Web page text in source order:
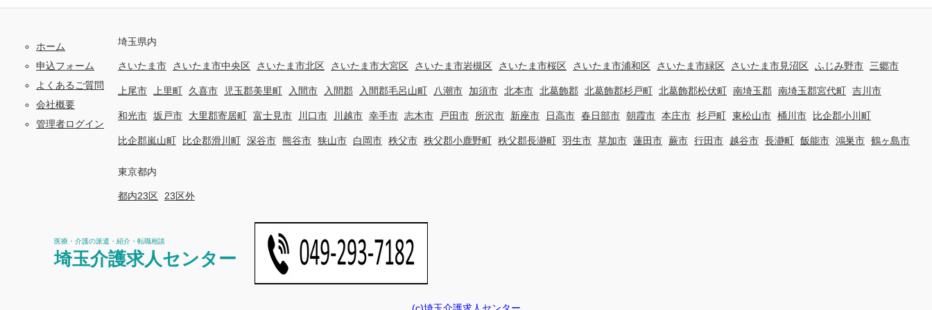
ホーム
申込フォーム
よくあるご質問
会社概要
管理者ログイン
埼玉県内
さいたま市 さいたま市中央区 さいたま市北区 さいたま市大宮区 さいたま市岩槻区 さいたま市桜区 さいたま市浦和区 さいたま市緑区 さいたま市見沼区 ふじみ野市 三郷市
上尾市 上里町 久喜市 児玉郡美里町 入間市 入間郡 入間郡毛呂山町 八潮市 加須市 北本市 北葛飾郡 北葛飾郡杉戸町 北葛飾郡松伏町 南埼玉郡 南埼玉郡宮代町 吉川市
和光市 坂戸市 大里郡寄居町 富士見市 川口市 川越市 幸手市 志木市 戸田市 所沢市 新座市 日高市 春日部市 朝霞市 本庄市 杉戸町 東松山市 桶川市 比企郡小川町
比企郡嵐山町 比企郡滑川町 深谷市 熊谷市 狭山市 白岡市 秩父市 秩父郡小鹿野町 秩父郡長瀞町 羽生市 草加市 蓮田市 蕨市 行田市 越谷市 長瀞町 飯能市 鴻巣市 鶴ヶ島市
東京都内
都内23区 23区外
医療・介護の派遣・紹介・転職相談
埼玉介護求人センター
(c)埼玉介護求人センター